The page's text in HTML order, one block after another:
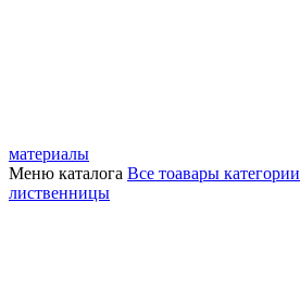
материалы
Меню каталога Все тоавары категории
лиственницы